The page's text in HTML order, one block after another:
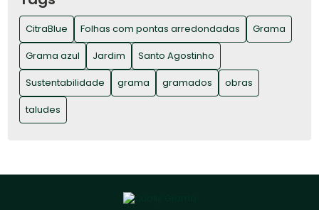
GRAMA COMO É O SEU CRESCIMENTO NO
SOLO
GRAMA E SUAS DIFERENTES ESPÉCIES E
VARIEDADES – USO E APLICAÇÃO
GRAMA ESMERALDA: VERSATILIDADE E BELEZA
PARA DIVERSOS PROJETOS
FAÇO MINHA MANUTENÇÃO NO GRAMADO?
CitraBlue Folhas com pontas arredondadas
Grama
Grama azul
Jardim
Santo Agostinho
Sustentabilidade
grama gramados
obras
taludes